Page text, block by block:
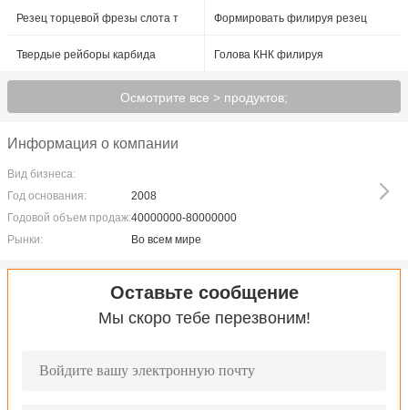
Резец торцевой фрезы слота т
Формировать филируя резец
Твердые рейборы карбида Голова КНК филируя
Осмотрите все > продуктов;
Информация о компании
Вид бизнеса:
Год основания:
2008
Годовой объем продаж:40000000-80000000
Рынки:
Во всем мире
Оставьте сообщение
Мы скоро тебе перезвоним!